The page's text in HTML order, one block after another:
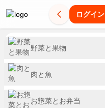
ログイン
野菜と果物
肉と魚
お惣菜とお弁当